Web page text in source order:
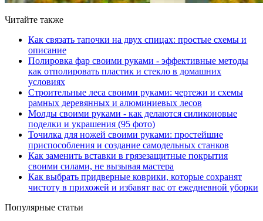
Читайте также
Как связать тапочки на двух спицах: простые схемы и
описание
Полировка фар своими руками - эффективные методы
как отполировать пластик и стекло в домашних
условиях
Строительные леса своими руками: чертежи и схемы
рамных деревянных и алюминиевых лесов
Молды своими руками - как делаются силиконовые
поделки и украшения (95 фото)
Точилка для ножей своими руками: простейшие
приспособления и создание самодельных станков
Как заменить вставки в грязезащитные покрытия
своими силами, не вызывая мастера
Как выбрать придверные коврики, которые сохранят
чистоту в прихожей и избавят вас от ежедневной уборки
Популярные статьи